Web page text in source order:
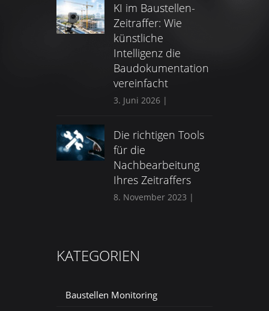
KI im Baustellen-
Zeitraffer: Wie
künstliche
Intelligenz die
Baudokumentation
vereinfacht
3. Juni 2026 |
Die richtigen Tools
für die
Nachbearbeitung
Ihres Zeitraffers
8. November 2023 |
KATEGORIEN
Baustellen Monitoring